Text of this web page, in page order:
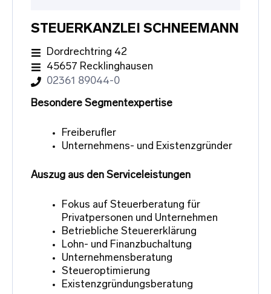
STEUERKANZLEI SCHNEEMANN
Dordrechtring 42
45657 Recklinghausen
02361 89044-0
Besondere Segmentexpertise
Freiberufler
Unternehmens- und Existenzgründer
Auszug aus den Serviceleistungen
Fokus auf Steuerberatung für
Privatpersonen und Unternehmen
Betriebliche Steuererklärung
Lohn- und Finanzbuchaltung
Unternehmensberatung
Steueroptimierung
Existenzgründungsberatung